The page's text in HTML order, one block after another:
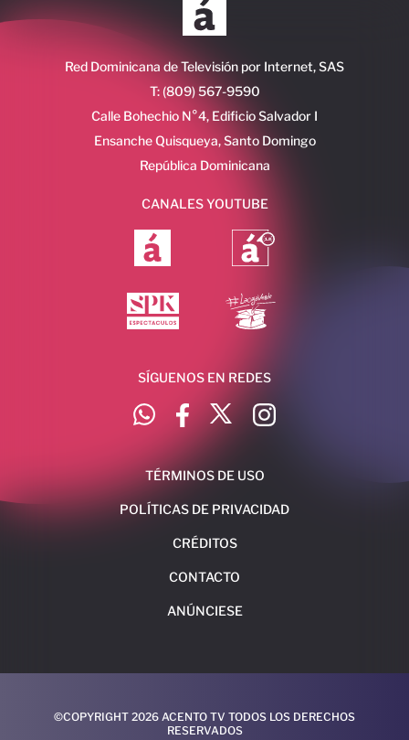
Red Dominicana de Televisión por Internet, SAS
T: (809) 567-9590
Calle Bohechio N°4, Edificio Salvador I
Ensanche Quisqueya, Santo Domingo
República Dominicana
CANALES YOUTUBE
SÍGUENOS EN REDES
TÉRMINOS DE USO
POLÍTICAS DE PRIVACIDAD
CRÉDITOS
CONTACTO
ANÚNCIESE
©COPYRIGHT 2026 ACENTO TV TODOS LOS DERECHOS
RESERVADOS